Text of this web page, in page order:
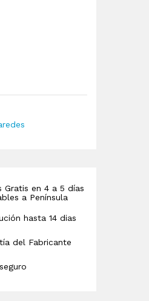
Gratis en 4 a 5 días
a Península
hasta 14 dias
del Fabricante